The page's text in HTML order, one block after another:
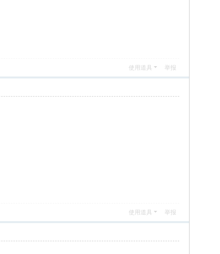
使用道具 举报
使用道具 举报